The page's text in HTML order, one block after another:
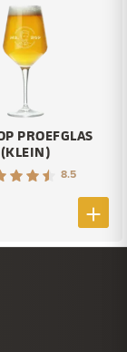
PROEFGLAS
(KLEIN)
8.5